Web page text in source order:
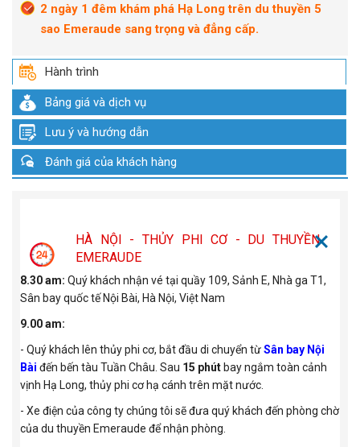
2 ngày 1 đêm khám phá Hạ Long trên du thuyền 5
sao Emeraude sang trọng và đẳng cấp.
Hành trình
Bảng giá và dịch vụ
Lưu ý và hướng dẫn
Đánh giá của khách hàng
HÀ NỘI - THỦY PHI CƠ - DU THUYỀN
EMERAUDE
8.30 am: Quý khách nhận vé tại quầy 109, Sảnh E, Nhà ga T1,
Sân bay quốc tế Nội Bài, Hà Nội, Việt Nam
9.00 am:
- Quý khách lên thủy phi cơ, bắt đầu di chuyển từSân bay Nội
Bài đến bến tàu Tuần Châu. Sau 15 phút bay ngắm toàn cảnh
vịnh Hạ Long, thủy phi cơ hạ cánh trên mặt nước.
- Xe điện của công ty chúng tôi sẽ đưa quý khách đến phòng chờ
của du thuyền Emeraude để nhận phòng.